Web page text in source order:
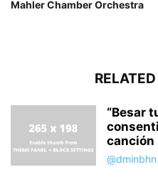
Mahler Chamber Orchestra
“Besar
canción
@dminbhn